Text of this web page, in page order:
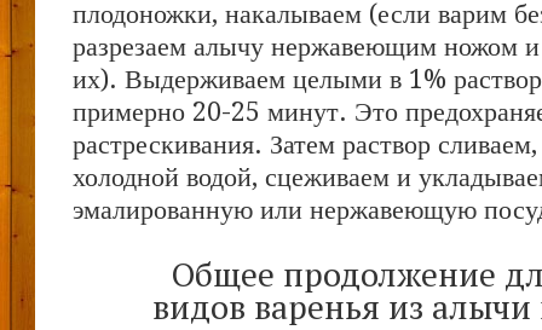
плодоножки, накалываем (если варим
разрезаем алычу нержавеющим ножом
их). Выдерживаем целыми в 1%
примерно 20-25 минут. Это
растрескивания. Затем раствор
холодной водой, сцеживаем и
эмалированную или нержавеющую
Общее продолжение
видов варенья из